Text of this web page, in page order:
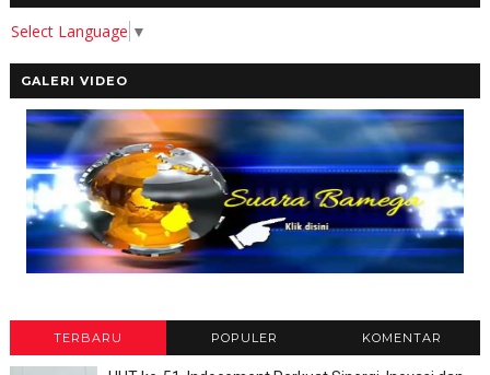
Select Language ▼
GALERI VIDEO
TERBARU POPULER KOMENTAR